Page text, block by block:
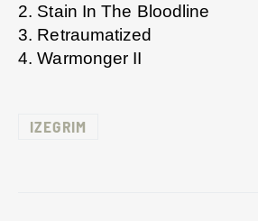
2. Stain In The Bloodline
3. Retraumatized
4. Warmonger II
IZEGRIM